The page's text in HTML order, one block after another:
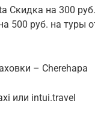
Скидка на 300
500 руб. на туры
– Cherehapa
или intui.travel